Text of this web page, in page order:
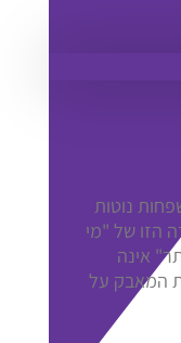
נוטות
הזו של "מי
אינה
המאבק על